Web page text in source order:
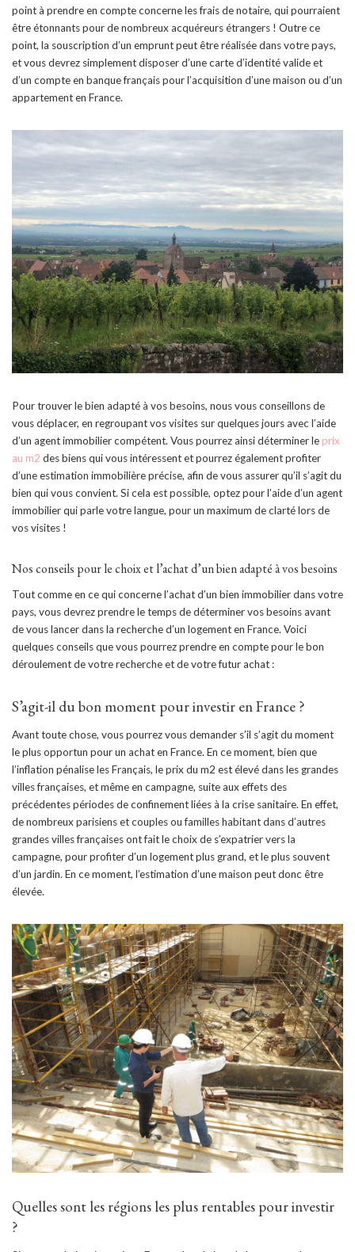
point à prendre en compte concerne les frais de notaire, qui pourraient
être étonnants pour de nombreux acquéreurs étrangers ! Outre ce
point, la souscription d’un emprunt peut être réalisée dans votre pays,
et vous devrez simplement disposer d’une carte d’identité valide et
d’un compte en banque français pour l’acquisition d’une maison ou d’un
appartement en France.
Pour trouver le bien adapté à vos besoins, nous vous conseillons de
vous déplacer, en regroupant vos visites sur quelques jours avec l’aide
d’un agent immobilier compétent. Vous pourrez ainsi déterminer le prix
au m2 des biens qui vous intéressent et pourrez également profiter
d’une estimation immobilière précise, afin de vous assurer qu’il s’agit du
bien qui vous convient. Si cela est possible, optez pour l’aide d’un agent
immobilier qui parle votre langue, pour un maximum de clarté lors de
vos visites !
Nos conseils pour le choix et l’achat d’un bien adapté à vos besoins
Tout comme en ce qui concerne l’achat d’un bien immobilier dans votre
pays, vous devrez prendre le temps de déterminer vos besoins avant
de vous lancer dans la recherche d’un logement en France. Voici
quelques conseils que vous pourrez prendre en compte pour le bon
déroulement de votre recherche et de votre futur achat :
S’agit-il du bon moment pour investir en France ?
Avant toute chose, vous pourrez vous demander s’il s’agit du moment
le plus opportun pour un achat en France. En ce moment, bien que
l’inflation pénalise les Français, le prix du m2 est élevé dans les grandes
villes françaises, et même en campagne, suite aux effets des
précédentes périodes de confinement liées à la crise sanitaire. En effet,
de nombreux parisiens et couples ou familles habitant dans d’autres
grandes villes françaises ont fait le choix de s’expatrier vers la
campagne, pour profiter d’un logement plus grand, et le plus souvent
d’un jardin. En ce moment, l’estimation d’une maison peut donc être
élevée.
Quelles sont les régions les plus rentables pour investir
?